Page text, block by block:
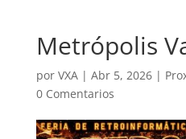
Metrópolis
por VXA| Abr 5, 2026|
0 Comentarios